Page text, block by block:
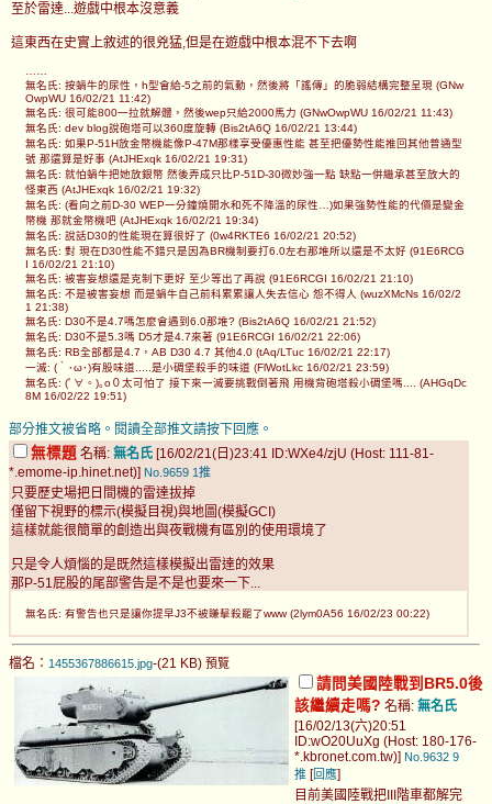
至於雷達...遊戲中根本沒意義
這東西在史實上敘述的很兇猛,但是在遊戲中根本混不下去啊
無名氏: 按蝸牛的尿性，h型會給-5之前的氣動，然後將「謠傳」的脆弱結構完整呈現 (GNw
OwpWU 16/02/21 11:42)
無名氏: 很可能800一拉就解體，然後wep只給2000馬力 (GNwOwpWU 16/02/21 11:43)
無名氏: dev blog說砲塔可以360度旋轉 (Bis2tA6Q 16/02/21 13:44)
無名氏: 如果P-51H放金幣機能像P-47M那樣享受優惠性能 甚至把優勢性能推回其他普通型
號 那還算是好事 (AtJHExqk 16/02/21 19:31)
無名氏: 就怕蝸牛把她放銀幣 然後弄成只比P-51D-30微妙強一點 缺點一併繼承甚至放大的
怪東西 (AtJHExqk 16/02/21 19:32)
無名氏: (看向之前D-30 WEP一分鐘燒開水和死不降溫的尿性…)如果強勢性能的代價是變金
幣機 那就金幣機吧 (AtJHExqk 16/02/21 19:34)
無名氏: 說話D30的性能現在算很好了 (0w4RKTE6 16/02/21 20:52)
無名氏: 對 現在D30性能不錯只是因為BR機制要打6.0左右那堆所以還是不太好 (91E6RCG
I 16/02/21 21:10)
無名氏: 被害妄想還是克制下更好 至少等出了再說 (91E6RCGI 16/02/21 21:10)
無名氏: 不是被害妄想 而是蝸牛自己前科累累讓人失去信心 怨不得人 (wuzXMcNs 16/02/2
1 21:38)
無名氏: D30不是4.7嗎怎麼會遇到6.0那堆? (Bis2tA6Q 16/02/21 21:52)
無名氏: D30不是5.3嗎 D5才是4.7來著 (91E6RCGI 16/02/21 22:06)
無名氏: RB全部都是4.7，AB D30 4.7 其他4.0 (tAq/LTuc 16/02/21 22:17)
一滅: (｀･ω･)有股味道.....是小碉堡殺手的味道 (FlWotLkc 16/02/21 23:59)
無名氏: (ﾟ∀。)｡o０太可怕了 接下來一滅要挑戰倒著飛 用機背砲塔殺小碉堡嗎.... (AHGqDc
8M 16/02/22 19:51)
部分推文被省略。閱讀全部推文請按下回應。
無標題 名稱: 無名氏 [16/02/21(日)23:41 ID:WXe4/zjU (Host: 111-81-
*.emome-ip.hinet.net)] No.9659 1推
只要歷史場把日間機的雷達拔掉
僅留下視野的標示(模擬目視)與地圖(模擬GCI)
這樣就能很簡單的創造出與夜戰機有區別的使用環境了
只是令人煩惱的是既然這樣模擬出雷達的效果
那P-51屁股的尾部警告是不是也要來一下...
無名氏: 有警告也只是讓你提早J3不被賺擊殺罷了www (2lym0A56 16/02/23 00:22)
檔名： 1455367886615.jpg-(21 KB) 預覽
請問美國陸戰到BR5.0後
該繼續走嗎? 名稱: 無名氏
[16/02/13(六)20:51
ID:wO20UuXg (Host: 180-176-
*.kbronet.com.tw)] No.9632 9
推 [ 回應]
目前美國陸戰把III階車都解完